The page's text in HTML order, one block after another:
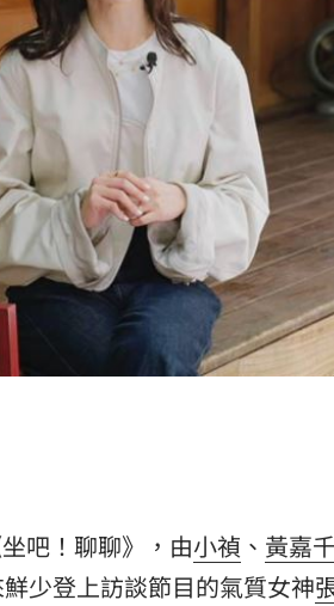
18:15
吧！聊聊》，由小禎 、 黃嘉千
少登上訪談節目的氣質女神